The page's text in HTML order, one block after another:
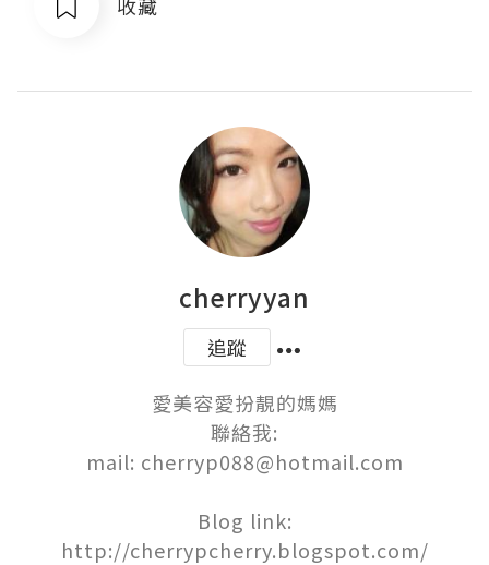
cherryyan
追蹤
愛美容愛扮靚的媽媽
聯絡我:
mail: cherryp088@hotmail.com
Blog link:
http://cherrypcherry.blogspot.com/